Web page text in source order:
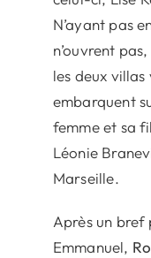
N’ayant pas
n’ouvrent
les deux villas
embarquent
femme et sa
Léonie
Marseille.
Après un bref
Emmanuel,